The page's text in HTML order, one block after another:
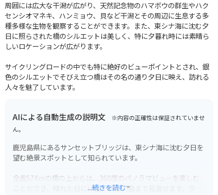
周囲には広大な干潟が広がり、天然記念物のハマボウの群生やハク
センシオマネキ、ハンミョウ、貝など干潟とその周辺に生息する多
種多様な生物を観察することができます。また、東シナ海に沈む夕
日に照らされた橋のシルエットは美しく、特に夕暮れ時には素晴ら
しいロケーションが広がります。
サイクリングロードの中でも特に絶好のビューポイントとされ、銀
色のシルエットでそびえ立つ橋はその名の通り夕日に映え、訪れる
人々を魅了しています。
AIによる自動生成の説明文 ※内容の正確性は保証されていませ
ん。
鹿児島県にあるサンセットブリッジは、東シナ海に沈む夕日を
望む絶景スポットとして知られています。
全長574mの橋の上からは、360度のパノラマビューを楽しむ
ことができ、晴れた日には遠く甑島列島まで見渡せます。夕暮
...続きを読む